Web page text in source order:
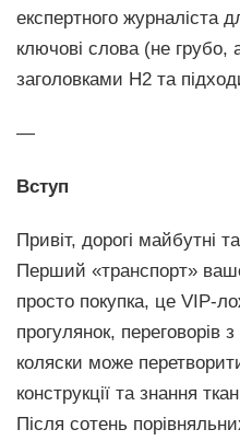
експертного журналіста
ключові слова (не грубо,
заголовками H2 та
—
Вступ
Привіт, дорогі майбутні
Перший «транспорт»
просто покупка, це VIP-
прогулянок, переговорів
коляски може
конструкції та знання
Після сотень